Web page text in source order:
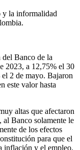
y la informalidad
del Banco de la
2023, a 12,75% el 30
2 de mayo. Bajaron
este valor hasta
altas que afectaron
al Banco solamente le
de los efectos
para que el
inflación y el empleo.